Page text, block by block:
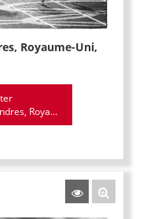
Royaume-Uni,
Roya...